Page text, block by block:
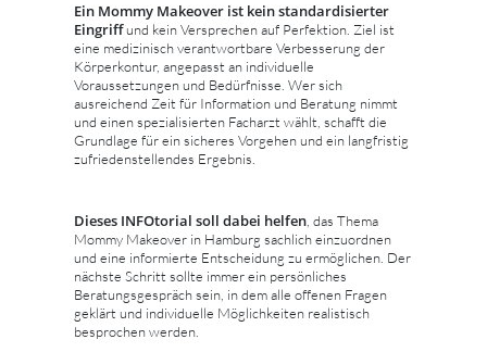
Ein Mommy Makeover ist kein standardisierter
Eingriffund kein Versprechen auf Perfektion. Ziel ist
eine medizinisch verantwortbare Verbesserung der
Körperkontur, angepasst an individuelle
Voraussetzungen und Bedürfnisse. Wer sich
ausreichend Zeit für Information und Beratung nimmt
und einen spezialisierten Facharzt wählt, schafft die
Grundlage für ein sicheres Vorgehen und ein langfristig
zufriedenstellendes Ergebnis.
Dieses INFOtorial soll dabei helfen, das Thema
Mommy Makeover in Hamburg sachlich einzuordnen
und eine informierte Entscheidung zu ermöglichen. Der
nächste Schritt sollte immer ein persönliches
Beratungsgespräch sein, in dem alle offenen Fragen
geklärt und individuelle Möglichkeiten realistisch
besprochen werden.